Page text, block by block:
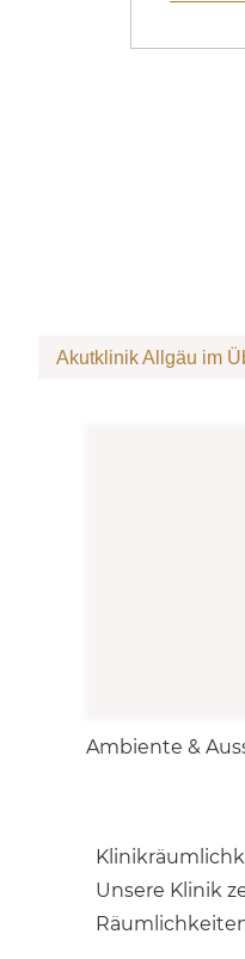
Akutklinik Allgäu im
Ambiente &
Unsere Klinik